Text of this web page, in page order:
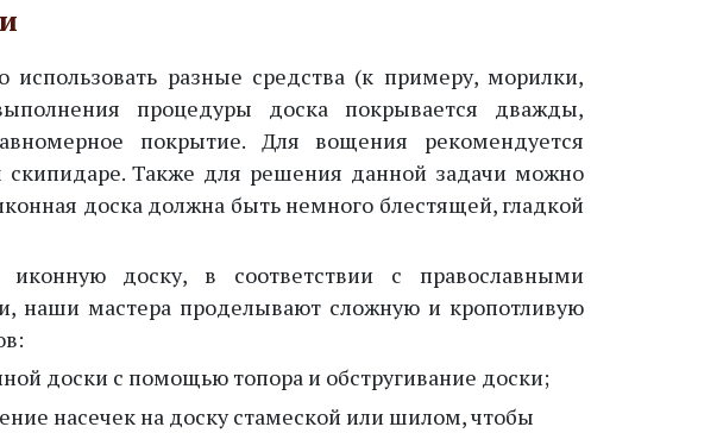
разные средства (к примеру, морилки,
процедуры доска покрывается дважды,
покрытие. Для вощения рекомендуется
скипидаре. Также для решения данной задачи можно
доска должна быть немного блестящей, гладкой
иконную доску, в соответствии с православными
наши мастера проделывают сложную и кропотливую
доски с помощью топора и обстругивание доски;
насечек на доску стамеской или шилом, чтобы